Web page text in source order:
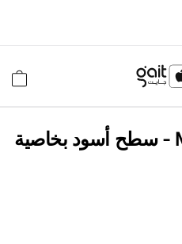
ماوس Magic Mouse - سطح أسود بخاصية